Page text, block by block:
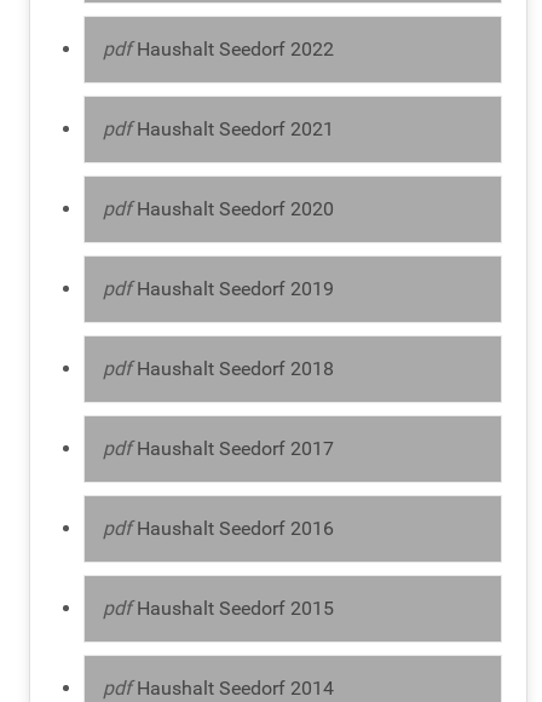
pdf Haushalt Seedorf 2022
pdf Haushalt Seedorf 2021
pdf Haushalt Seedorf 2020
pdf Haushalt Seedorf 2019
pdf Haushalt Seedorf 2018
pdf Haushalt Seedorf 2017
pdf Haushalt Seedorf 2016
pdf Haushalt Seedorf 2015
pdf Haushalt Seedorf 2014